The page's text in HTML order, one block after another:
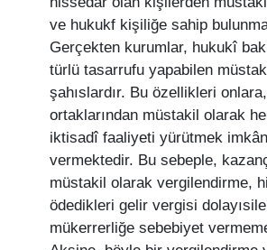
ve hukukf kişiliğe sahip
Gerçekten kurumlar, hukukî
türlü tasarrufu yapabilen
şahıslardır. Bu özellikleri onlara,
ortaklarından müstakil olarak
iktisadî faaliyeti yürütmek
vermektedir. Bu sebeple,
müstakil olarak vergilendirme,
ödedikleri gelir vergisi
mükerrerliğe sebebiyet